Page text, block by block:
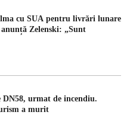
cu SUA pentru livrări lunare
Zelenski: „Sunt
DN58, urmat de incendiu.
a murit